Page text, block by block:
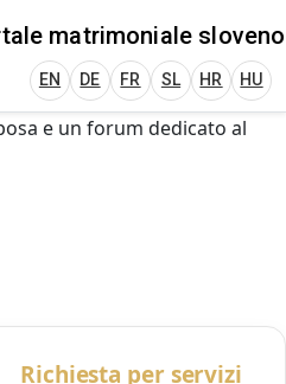
Planning
Austria, Italy,
l’organizzazione di
wedding in Slovenia,
Scopri fornitori di
e un forum dedicato al
EN DE FR SL HR HU
Richiesta per servizi